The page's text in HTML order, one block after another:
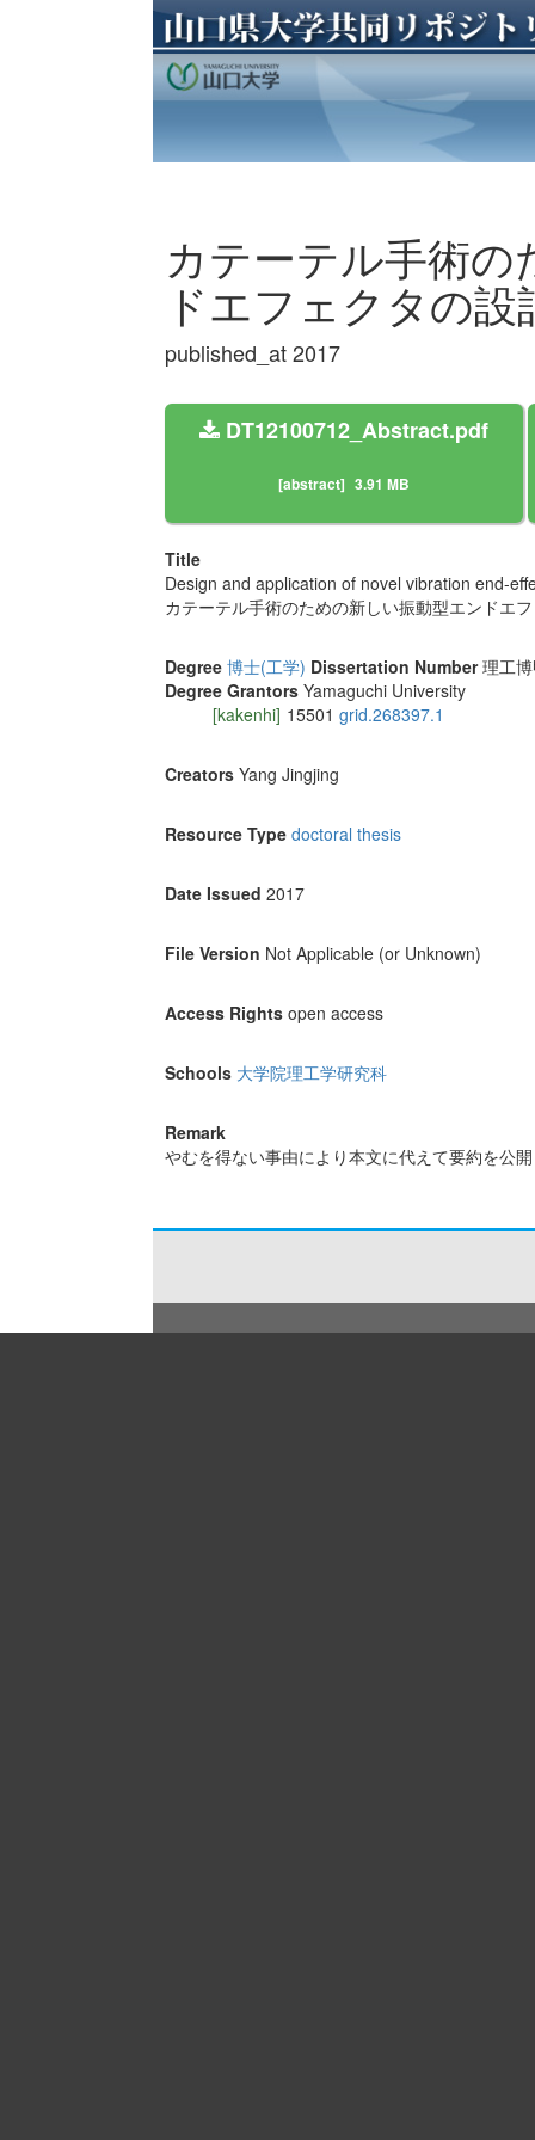
カテーテル手術
ドエフェクタの
published_at 2017
DT12100712_Abstract.pdf
[abstract] 3.91 MB
Title
Design and application of novel vibration end-
カテーテル手術のための新しい振動型エンドエ
Degree 博士(工学) Dissertation Number 理工
Degree Grantors Yamaguchi University
[kakenhi] 15501 grid.268397.1
Creators Yang Jingjing
Resource Type doctoral thesis
Date Issued 2017
File Version Not Applicable (or Unknown)
Access Rights open access
Schools 大学院理工学研究科
Remark
やむを得ない事由により本文に代えて要約を公開